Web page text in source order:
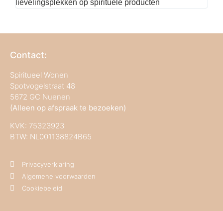
lievelingsplekken op spirituele producten
Contact:
Spiritueel Wonen
Spotvogelstraat 48
5672 GC Nuenen
(Alleen op afspraak te bezoeken)
KVK: 75323923
BTW: NL001138824B65
Privacyverklaring
Algemene voorwaarden
Cookiebeleid